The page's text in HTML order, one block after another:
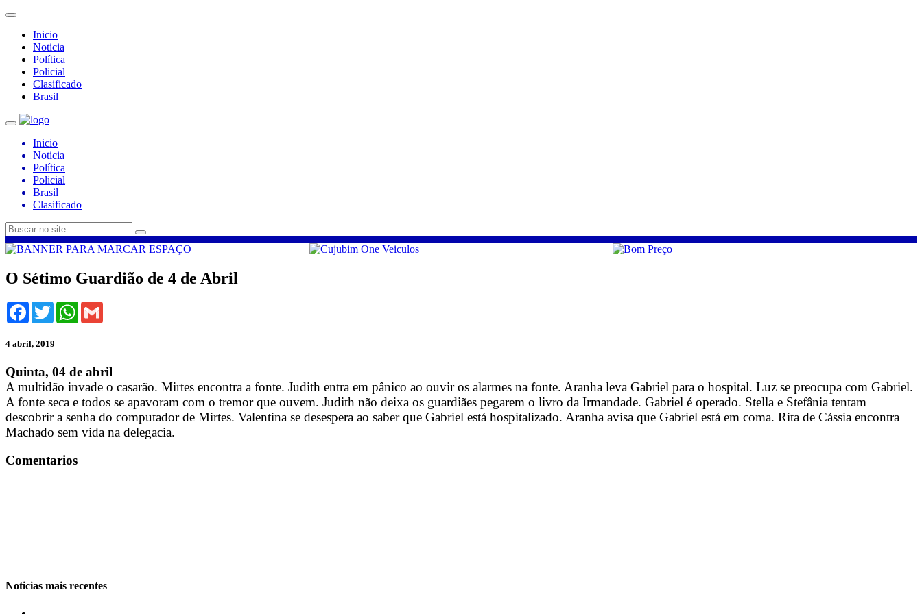
Inicio
Noticia
Política
Policial
Clasificado
Brasil
Inicio
Noticia
Política
Policial
Brasil
Clasificado
O Sétimo Guardião de 4 de Abril
Facebook
TwitterWhatsApp
4 abril, 2019
Quinta, 04 de abril
A multidão invade o casarão. Mirtes encontra a fonte. Judith entra em pânico ao ouvir os alarmes na fonte. Aranha leva Gabriel para o hospital. Luz se preocupa com Gabriel.
A fonte seca e todos se apavoram com o tremor que ouvem. Judith não deixa os guardiães pegarem o livro da Irmandade. Gabriel é operado. Stella e Stefânia tentam
descobrir a senha do computador de Mirtes. Valentina se desespera ao saber que Gabriel está hospitalizado. Aranha avisa que Gabriel está em coma. Rita de Cássia encontra
Machado sem vida na delegacia.
Comentarios
Noticias mais recentes